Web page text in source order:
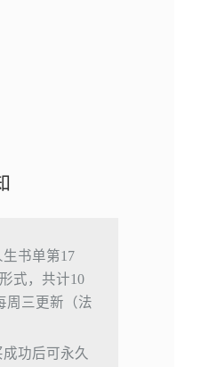
书单第17
式，共计10
周三更新（法
功后可永久